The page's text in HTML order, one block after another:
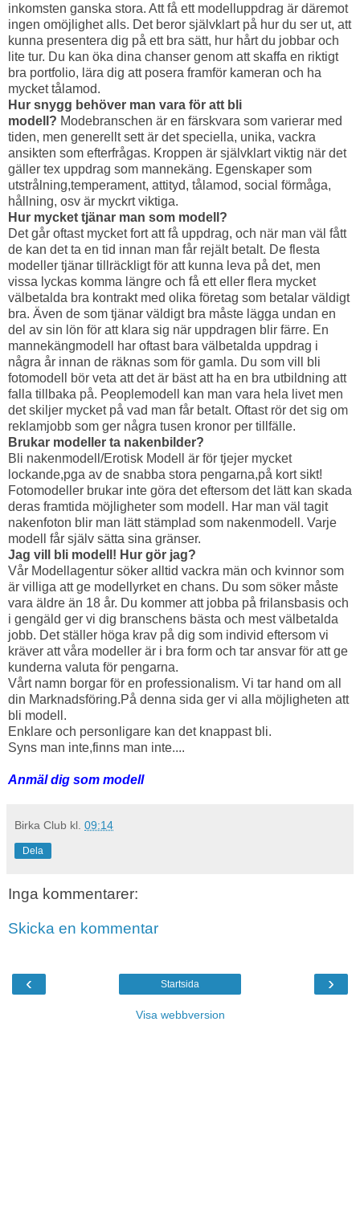
inkomsten ganska stora. Att få ett modelluppdrag är däremot
ingen omöjlighet alls. Det beror självklart på hur du ser ut, att
kunna presentera dig på ett bra sätt, hur hårt du jobbar och
lite tur. Du kan öka dina chanser genom att skaffa en riktigt
bra portfolio, lära dig att posera framför kameran och ha
mycket tålamod.
Hur snygg behöver man vara för att bli
modell? Modebranschen är en färskvara som varierar med
tiden, men generellt sett är det speciella, unika, vackra
ansikten som efterfrågas. Kroppen är självklart viktig när det
gäller tex uppdrag som mannekäng. Egenskaper som
utstrålning,temperament, attityd, tålamod, social förmåga,
hållning, osv är myckrt viktiga.
Hur mycket tjänar man som modell?
Det går oftast mycket fort att få uppdrag, och när man väl fått
de kan det ta en tid innan man får rejält betalt. De flesta
modeller tjänar tillräckligt för att kunna leva på det, men
vissa lyckas komma längre och få ett eller flera mycket
välbetalda bra kontrakt med olika företag som betalar väldigt
bra. Även de som tjänar väldigt bra måste lägga undan en
del av sin lön för att klara sig när uppdragen blir färre. En
mannekängmodell har oftast bara välbetalda uppdrag i
några år innan de räknas som för gamla. Du som vill bli
fotomodell bör veta att det är bäst att ha en bra utbildning att
falla tillbaka på. Peoplemodell kan man vara hela livet men
det skiljer mycket på vad man får betalt. Oftast rör det sig om
reklamjobb som ger några tusen kronor per tillfälle.
Brukar modeller ta nakenbilder?
Bli nakenmodell/Erotisk Modell är för tjejer mycket
lockande,pga av de snabba stora pengarna,på kort sikt!
Fotomodeller brukar inte göra det eftersom det lätt kan skada
deras framtida möjligheter som modell. Har man väl tagit
nakenfoton blir man lätt stämplad som nakenmodell. Varje
modell får själv sätta sina gränser.
Jag vill bli modell! Hur gör jag?
Vår Modellagentur söker alltid vackra män och kvinnor som
är villiga att ge modellyrket en chans. Du som söker måste
vara äldre än 18 år. Du kommer att jobba på frilansbasis och
i gengäld ger vi dig branschens bästa och mest välbetalda
jobb. Det ställer höga krav på dig som individ eftersom vi
kräver att våra modeller är i bra form och tar ansvar för att ge
kunderna valuta för pengarna.
Vårt namn borgar för en professionalism. Vi tar hand om all
din Marknadsföring.På denna sida ger vi alla möjligheten att
bli modell.
Enklare och personligare kan det knappast bli.
Syns man inte,finns man inte....
Anmäl dig som modell
Birka Club kl. 09:14
Dela
Inga kommentarer:
Skicka en kommentar
‹ ›
Startsida
Visa webbversion